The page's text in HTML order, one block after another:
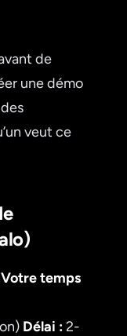
de
une démo
veut ce
Votre temps
Délai :2-